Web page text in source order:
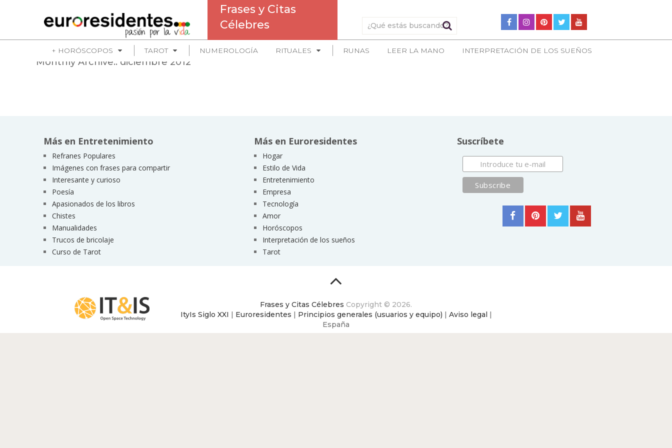
Frases y Citas
Célebres
+ HORÓSCOPOS TAROT NUMEROLOGÍA RITUALES RUNAS LEER LA MANO INTERPRETACIÓN DE LOS SUEÑOS
Monthly Archive:: diciembre 2012
Más en Entretenimiento
Refranes Populares
Imágenes con frases para compartir
Interesante y curioso
Poesía
Apasionados de los libros
Chistes
Manualidades
Trucos de bricolaje
Curso de Tarot
Más en Euroresidentes
Hogar
Estilo de Vida
Entretenimiento
Empresa
Tecnología
Amor
Horóscopos
Interpretación de los sueños
Tarot
Suscríbete
Frases y Citas Célebres Copyright © 2026.
ItyIs Siglo XXI | Euroresidentes | Principios generales (usuarios y equipo) | Aviso legal |
España